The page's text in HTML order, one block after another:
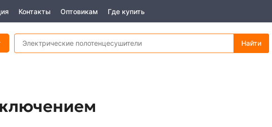
Контакты Оптовикам Где купить